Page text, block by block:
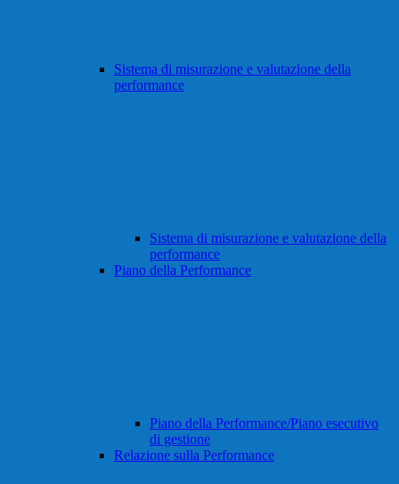
Sistema di misurazione e valutazione della
performance
Sistema di misurazione e valutazione della
performance
Piano della Performance
Piano della Performance/Piano esecutivo
di gestione
Relazione sulla Performance